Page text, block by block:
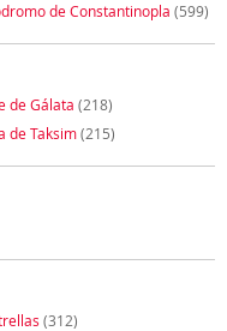
de Constantinopla (599)
de Gálata (218)
de Taksim(215)
(312)